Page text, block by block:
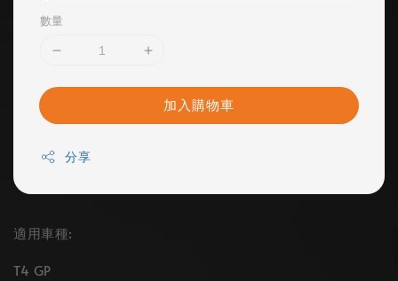
數量
加入購物車
分享
適用車種:
T4 GP